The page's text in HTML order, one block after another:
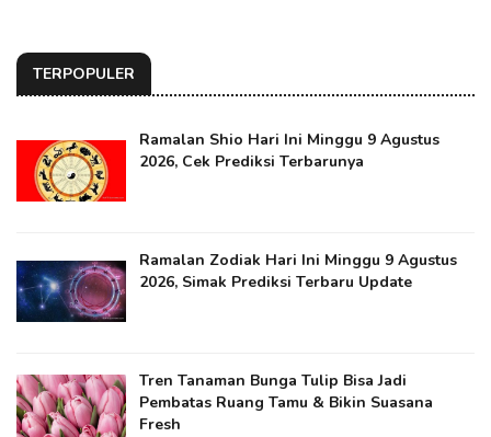
TERPOPULER
Ramalan Shio Hari Ini Minggu 9 Agustus
2026, Cek Prediksi Terbarunya
Ramalan Zodiak Hari Ini Minggu 9 Agustus
2026, Simak Prediksi Terbaru Update
Tren Tanaman Bunga Tulip Bisa Jadi
Pembatas Ruang Tamu & Bikin Suasana
Fresh